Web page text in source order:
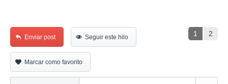
1 2
Enviar post Seguir este hilo
Marcar como favorito